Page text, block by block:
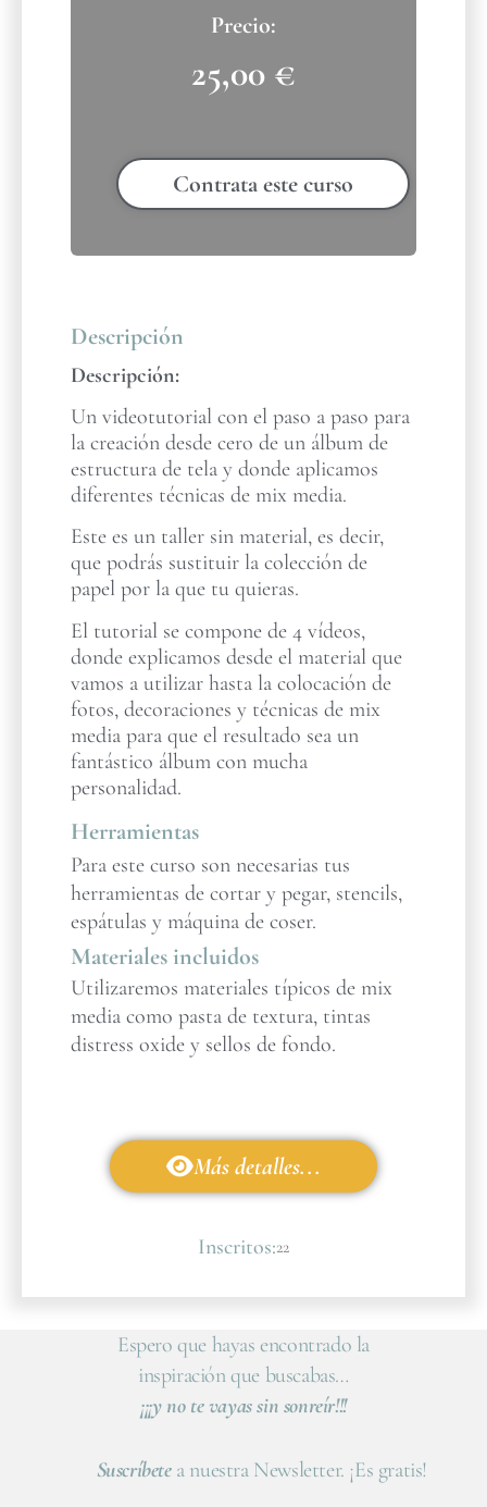
25,00 €
Contrata este curso
Descripción
Descripción:
Un videotutorial con el paso a paso para
la creación desde cero de un álbum de
estructura de tela y donde aplicamos
diferentes técnicas de mix media.
Este es un taller sin material, es decir,
que podrás sustituir la colección de
papel por la que tu quieras.
El tutorial se compone de 4 vídeos,
donde explicamos desde el material que
vamos a utilizar hasta la colocación de
fotos, decoraciones y técnicas de mix
media para que el resultado sea un
fantástico álbum con mucha
personalidad.
Herramientas
Para este curso son necesarias tus
herramientas de cortar y pegar, stencils,
espátulas y máquina de coser.
Materiales incluidos
Utilizaremos materiales típicos de mix
media como pasta de textura, tintas
distress oxide y sellos de fondo.
Más detalles...
Inscritos:22
Espero que hayas encontrado la
inspiración que buscabas…
¡¡¡y no te vayas sin sonreír!!!
Suscríbetea nuestra Newsletter. ¡Es gratis!